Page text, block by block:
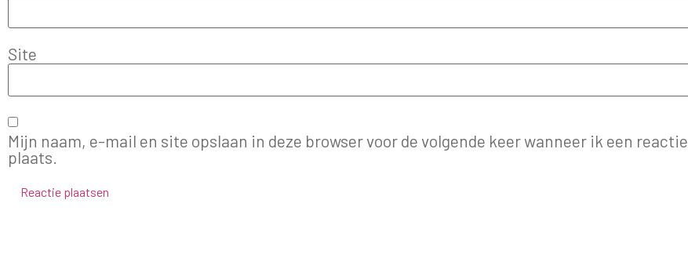
Site
Mijn naam, e-mail en site opslaan in deze browser voor de volgende keer wanneer ik een reactie
plaats.